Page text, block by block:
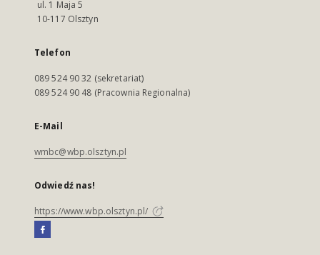
ul. 1 Maja 5
10-117 Olsztyn
Telefon
089 524 90 32 (sekretariat)
089 524 90 48 (Pracownia Regionalna)
E-Mail
wmbc@wbp.olsztyn.pl
Odwiedź nas!
https://www.wbp.olsztyn.pl/